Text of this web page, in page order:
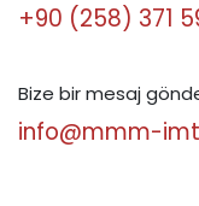
+90 (258) 371
Bize bir mesaj
info@mmm-